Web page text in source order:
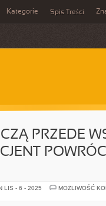
Kategorie Spis Treści
PRZEDE
LIS - 6 - 2025
MOŻLIWOŚĆ